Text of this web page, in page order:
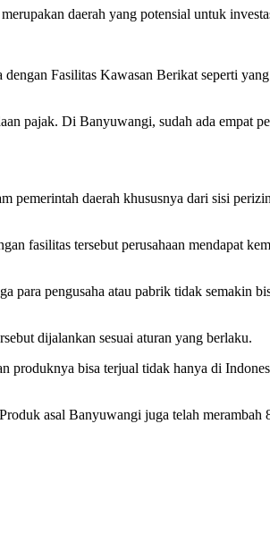
daerah yang potensial untuk
Fasilitas Kawasan Berikat seperti
pajak. Di Banyuwangi, sudah ada empat
pemerintah daerah khususnya dari sisi
fasilitas tersebut perusahaan mendapat
para pengusaha atau pabrik tidak semakin
dijalankan sesuai aturan yang berlaku.
produknya bisa terjual tidak hanya di
asal Banyuwangi juga telah merambah